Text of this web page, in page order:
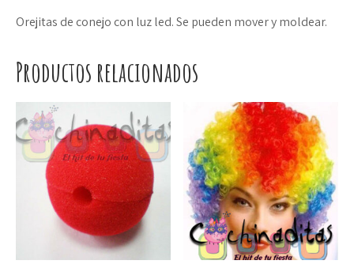
Orejitas de conejo con luz led. Se pueden mover y moldear.
Productos relacionados